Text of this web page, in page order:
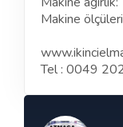
Makine
Tel : 0049